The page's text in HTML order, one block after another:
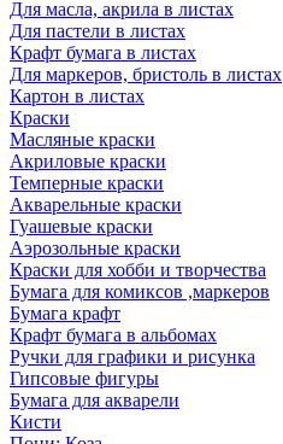
Для масла, акрила в листах
Для пастели в листах
Крафт бумага в листах
Для маркеров, бристоль в листах
Картон в листах
Краски
Масляные краски
Акриловые краски
Темперные краски
Акварельные краски
Гуашевые краски
Аэрозольные краски
Краски для хобби и творчества
Бумага для комиксов ,маркеров
Бумага крафт
Крафт бумага в альбомах
Ручки для графики и рисунка
Гипсовые фигуры
Бумага для акварели
Кисти